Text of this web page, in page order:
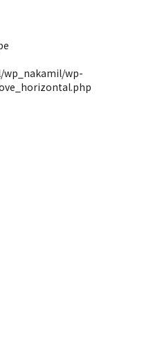
wp_nakamil/wp-